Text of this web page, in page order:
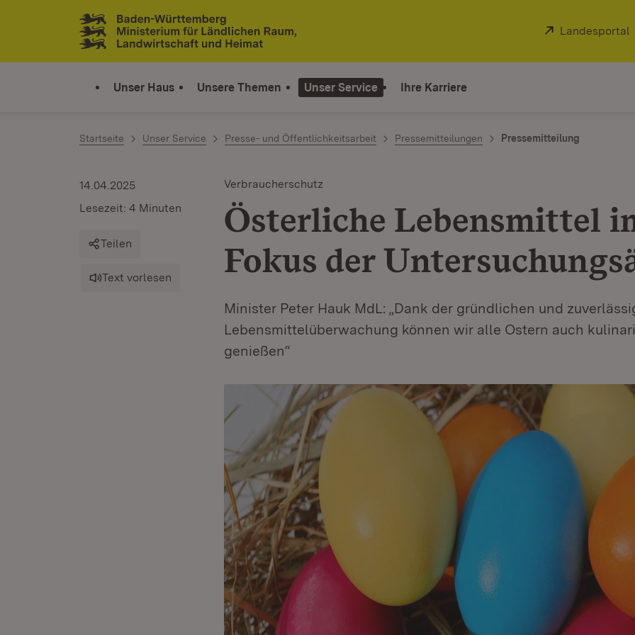
Zum Inhalt springen
Link zur Startseite
Extern:
Landesportal
Unser Haus Unsere Themen Unser Service Ihre Karriere
Startseite Unser Service Presse- und Öffentlichkeitsarbeit Pressemitteilungen Pressemitteilung
Verbraucherschutz
Österliche Lebensmittel
Fokus der
Minister Peter Hauk MdL: „Dank der gründlichen und
Lebensmittelüberwachung können wir alle Ostern auch
genießen“
14.04.2025
Lesezeit: 4 Minuten
Teilen
Text vorlesen